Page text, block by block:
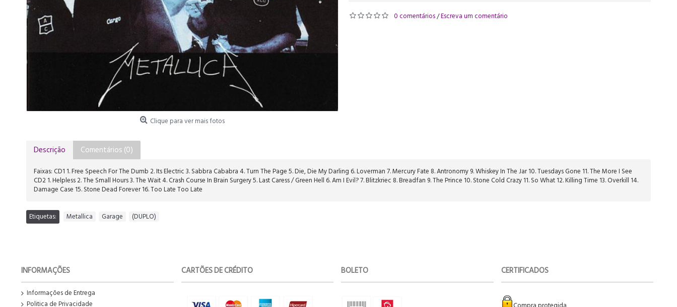
Clique para ver mais fotos
0 comentários/Escreva um comentário
Descrição Comentários (0)
Faixas: CD1 1. Free Speech For The Dumb 2. Its Electric 3. Sabbra Cababra 4. Turn The Page 5. Die, Die My Darling 6. Loverman 7. Mercury Fate 8. Antronomy 9. Whiskey In The Jar 10. Tuesdays Gone 11. The More I See
CD2 1. Helpless 2. The Small Hours 3. The Wait 4. Crash Course In Brain Surgery 5. Last Caress / Green Hell 6. Am I Evil? 7. Blitzkriec 8. Breadfan 9. The Prince 10. Stone Cold Crazy 11. So What 12. Killing Time 13. Overkill 14.
Damage Case 15. Stone Dead Forever 16. Too Late Too Late
Etiquetas: Metallica Garage (DUPLO)
INFORMAÇÕES
Informações de Entrega
Politica de Privacidade
CARTÕES DE CRÉDITO BOLETO CERTIFICADOS